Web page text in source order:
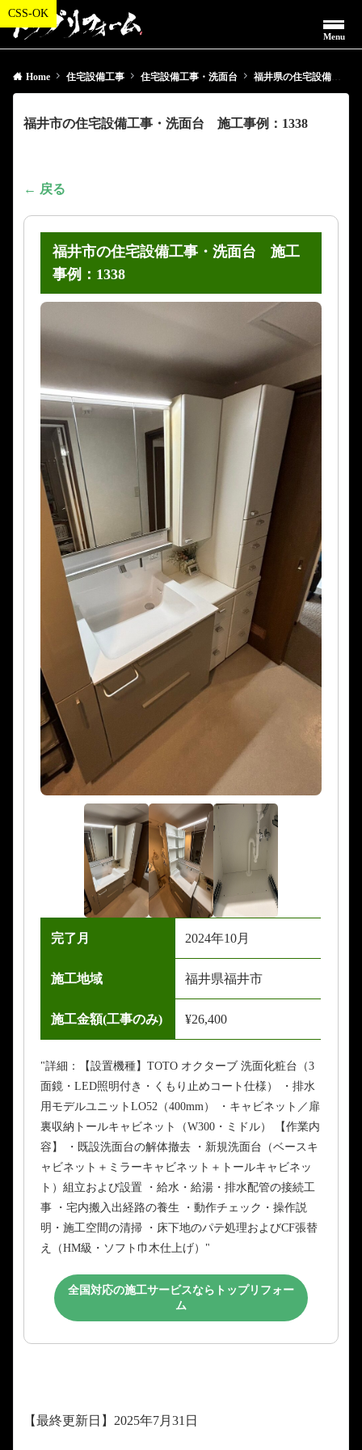
Menu
Home 住宅設備工事 住宅設備工事・洗面台 福井県の住宅設備工事・洗面台
福井市の住宅設備工事・洗面台 施工事例：1338
← 戻る
福井市の住宅設備工事・洗面台 施工
事例：1338
完了月 2024年10月
施工地域 福井県福井市
施工金額(工事のみ) ¥26,400
"詳細：【設置機種】TOTO オクターブ 洗面化粧台（3
面鏡・LED照明付き・くもり止めコート仕様） ・排水
用モデルユニットLO52（400mm） ・キャビネット／扉
裏収納トールキャビネット（W300・ミドル） 【作業内
容】 ・既設洗面台の解体撤去 ・新規洗面台（ベースキ
ャビネット＋ミラーキャビネット＋トールキャビネッ
ト）組立および設置 ・給水・給湯・排水配管の接続工
事 ・宅内搬入出経路の養生 ・動作チェック・操作説
明・施工空間の清掃 ・床下地のパテ処理およびCF張替
え（HM級・ソフト巾木仕上げ）"
全国対応の施工サービスならトップリフォー
ム
【最終更新日】2025年7月31日